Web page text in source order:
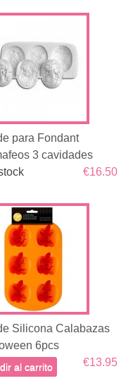
para Fondant
3 cavidades
€16.50
Silicona Calabazas
6pcs
€13.95
al carrito